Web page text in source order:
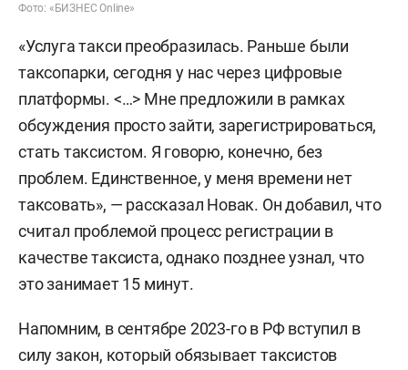
Фото: «БИЗНЕС Online»
«Услуга такси преобразилась. Раньше были
таксопарки, сегодня у нас через цифровые
платформы. <…> Мне предложили в рамках
обсуждения просто зайти, зарегистрироваться,
стать таксистом. Я говорю, конечно, без
проблем. Единственное, у меня времени нет
таксовать», — рассказал Новак. Он добавил, что
считал проблемой процесс регистрации в
качестве таксиста, однако позднее узнал, что
это занимает 15 минут.
Напомним, в сентябре 2023-го в РФ вступил в
силу закон, который обязывает таксистов